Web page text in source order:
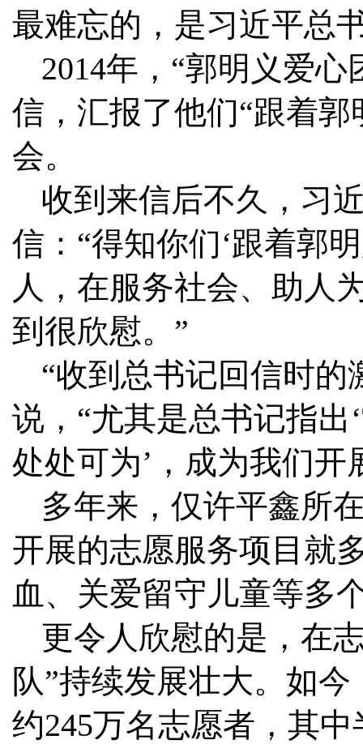
最难忘的，是习近平总
2014年，“郭明义爱
信，汇报了他们“跟着
会。
收到来信后不久，习
信：“得知你们‘跟着郭
人，在服务社会、助人
到很欣慰。”
“收到总书记回信时
说，“尤其是总书记指
处处可为’，成为我们
多年来，仅许平鑫所
开展的志愿服务项目就
血、关爱留守儿童等多
更令人欣慰的是，在
队”持续发展壮大。如
约245万名志愿者，其